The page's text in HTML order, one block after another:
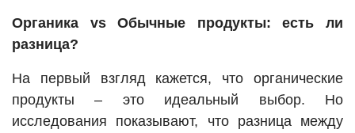
Органика vs Обычные продукты: есть ли
разница?
На первый взгляд кажется, что органические
продукты – это идеальный выбор. Но
исследования показывают, что разница между